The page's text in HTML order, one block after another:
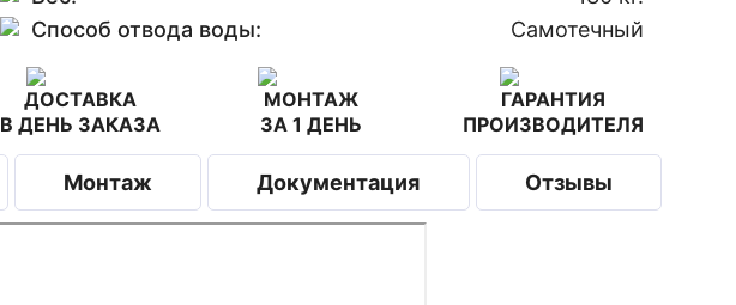
Способ отвода воды:
Самотечный
ДОСТАВКА
В ДЕНЬ ЗАКАЗА
МОНТАЖ
ЗА 1 ДЕНЬ
ГАРАНТИЯ
ПРОИЗВОДИТЕЛЯ
Монтаж Документация Отзывы